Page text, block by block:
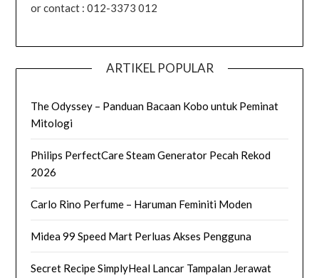
or contact : 012-3373 012
ARTIKEL POPULAR
The Odyssey – Panduan Bacaan Kobo untuk Peminat
Mitologi
Philips PerfectCare Steam Generator Pecah Rekod
2026
Carlo Rino Perfume – Haruman Feminiti Moden
Midea 99 Speed Mart Perluas Akses Pengguna
Secret Recipe SimplyHeal Lancar Tampalan Jerawat